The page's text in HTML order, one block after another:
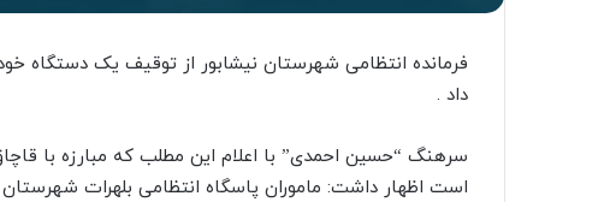
داد .
سرهنگ “حسین احمدی” با اعلام این مطلب که مبارزه با
است اظهار داشت: ماموران پاسگاه انتظامی بلهرات